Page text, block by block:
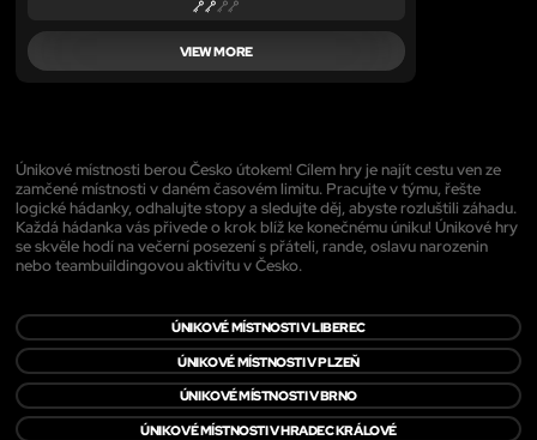
VIEW MORE
Únikové místnosti berou Česko útokem! Cílem hry je najít cestu ven ze
zamčené místnosti v daném časovém limitu. Pracujte v týmu, řešte
logické hádanky, odhalujte stopy a sledujte děj, abyste rozluštili záhadu.
Každá hádanka vás přivede o krok blíž ke konečnému úniku! Únikové hry
se skvěle hodí na večerní posezení s přáteli, rande, oslavu narozenin
nebo teambuildingovou aktivitu v Česko.
ÚNIKOVÉ MÍSTNOSTI V LIBEREC
ÚNIKOVÉ MÍSTNOSTI V PLZEŇ
ÚNIKOVÉ MÍSTNOSTI V BRNO
ÚNIKOVÉ MÍSTNOSTI V HRADEC KRÁLOVÉ